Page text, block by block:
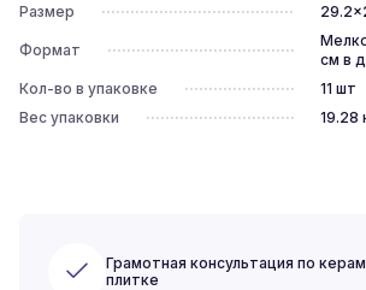
Размер
Формат
см в
Кол-во в упаковке
11 шт
Вес упаковки
19.28
Грамотная консультация по
плитке